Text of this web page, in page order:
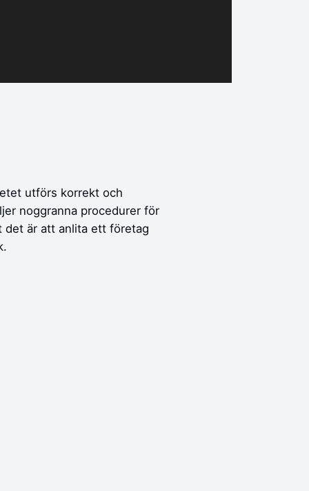
utförs korrekt och
noggranna procedurer för
det är att anlita ett företag